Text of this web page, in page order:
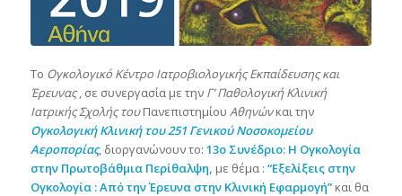
Το Ογκολογικό Κέντρο Ιατροβιολογικής Εκπαίδευσης και
Έρευνας, σε συνεργασία με την Γ’ Παθολογική Κλινική
Ιατρικής Σχολής τουΠανεπιστημίου Αθηνώνκαι την
Ογκολογική Κλινική του 251 Γενικού Νοσοκομείου
Αεροπορίας, διοργανώνουν το: 13ο Συνέδριο: Η Ογκολογία
στην Πρωτοβάθμια Περίθαλψη, με θέμα : “Εξελίξεις στην
Ογκολογία : Από την Έρευνα στην Κλινική Εφαρμογή”και θα